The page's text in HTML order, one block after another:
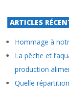
ARTICLES
Hommage à
La pêche et
production
Quelle